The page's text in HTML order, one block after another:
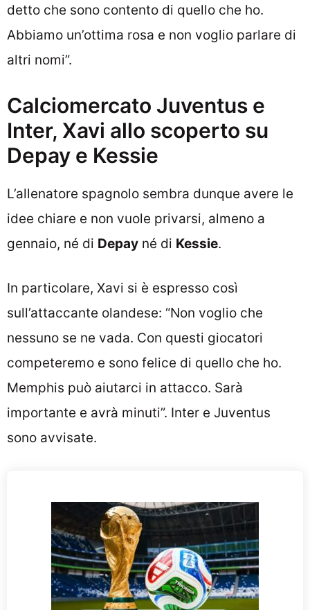
detto che sono contento di quello che ho.
Abbiamo un’ottima rosa e non voglio parlare di
altri nomi”.
Calciomercato Juventus e
Inter, Xavi allo scoperto su
Depay e Kessie
L’allenatore spagnolo sembra dunque avere le
idee chiare e non vuole privarsi, almeno a
gennaio, né di Depay né di Kessie.
In particolare, Xavi si è espresso così
sull’attaccante olandese: “Non voglio che
nessuno se ne vada. Con questi giocatori
competeremo e sono felice di quello che ho.
Memphis può aiutarci in attacco. Sarà
importante e avrà minuti”. Inter e Juventus
sono avvisate.